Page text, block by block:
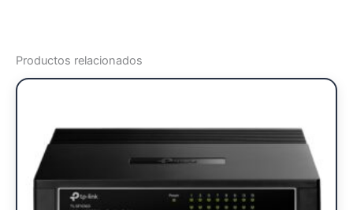
Productos relacionados